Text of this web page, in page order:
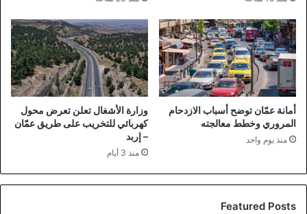
أمانة عمّان توضح أسباب الازدحام
المروري وخطط معالجته
منذ يوم واحد
وزارة الأشغال تعلن تعرض محول
كهربائي للتخريب على طريق عمّان
– إربد
منذ 3 أيام
Featured Posts